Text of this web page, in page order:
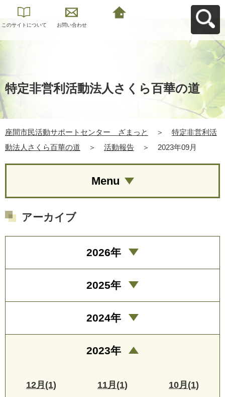
このサイトについて お問い合わせ
特定非営利活動法人さくら百華の道
座間市民活動サポートセンター ざまっと ＞
特定非営利活
動法人さくら百華の道
＞ 活動報告 ＞ 2023年09月
Menu
アーカイブ
2026年
2025年
2024年
2023年
12月(1) 11月(1) 10月(1)